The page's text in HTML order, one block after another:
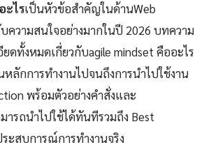
ะไรเป็นหัวข้อสำคัญในด้านWeb
ความสนใจอย่างมากในปี 2026 บทความ
ดทั้งหมดเกี่ยวกับagile mindset คืออะไร
ลักการทำงานไปจนถึงการนำไปใช้งาน
พร้อมตัวอย่างคำสั่งและ
ารถนำไปใช้ได้ทันทีรวมถึง Best
ะสบการณ์การทำงานจริง